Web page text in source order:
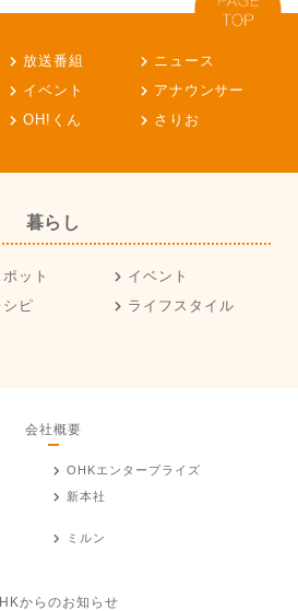
放送番組
ニュース
イベント
アナウンサー
OH!くん さりお
暮らし
ポット
イベント
シピ
ライフスタイル
会社概要
OHKエンタープライズ
新本社
ミルン
からのお知らせ